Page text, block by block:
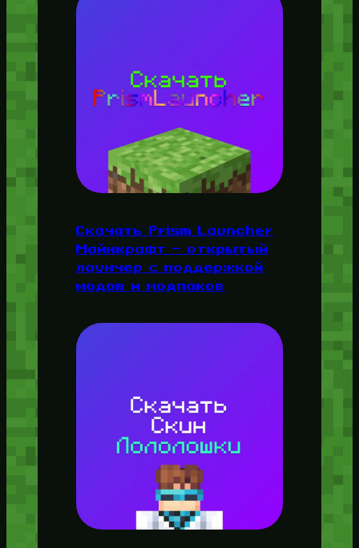
Скачать Prism Launcher
Майнкрафт — открытый
лаунчер с поддержкой
модов и модпаков